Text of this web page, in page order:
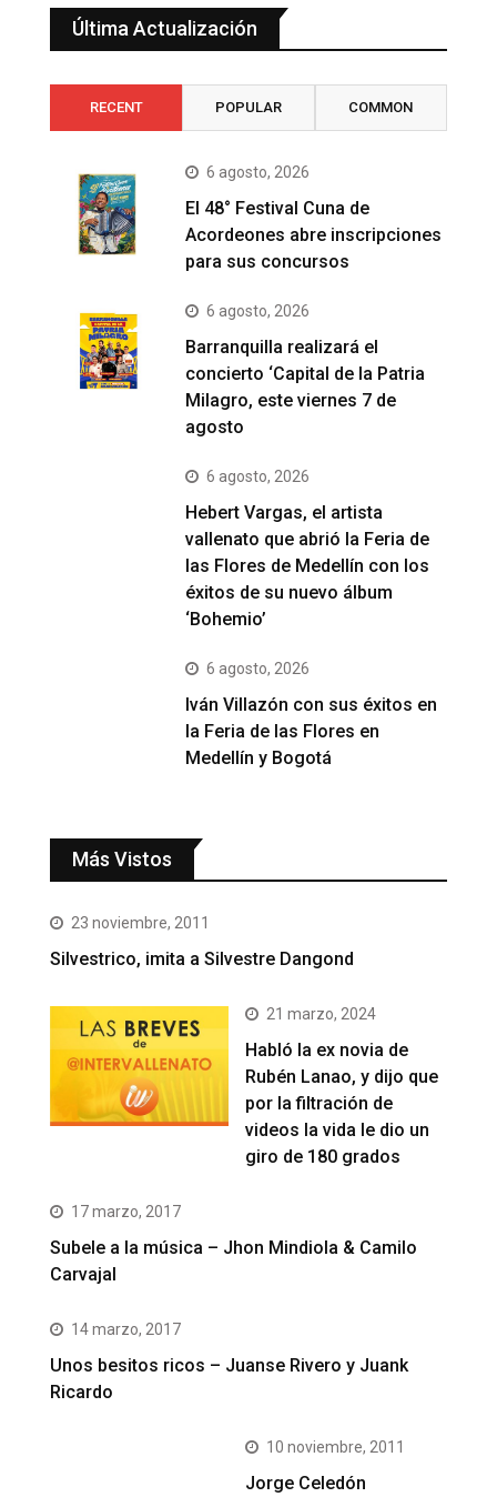
Última Actualización
RECENT POPULAR COMMON
6 agosto, 2026
El 48° Festival Cuna de
Acordeones abre inscripciones
para sus concursos
6 agosto, 2026
Barranquilla realizará el
concierto ‘Capital de la Patria
Milagro, este viernes 7 de
agosto
6 agosto, 2026
Hebert Vargas, el artista
vallenato que abrió la Feria de
las Flores de Medellín con los
éxitos de su nuevo álbum
‘Bohemio’
6 agosto, 2026
Iván Villazón con sus éxitos en
la Feria de las Flores en
Medellín y Bogotá
Más Vistos
23 noviembre, 2011
Silvestrico, imita a Silvestre Dangond
21 marzo, 2024
Habló la ex novia de
Rubén Lanao, y dijo que
por la filtración de
videos la vida le dio un
giro de 180 grados
17 marzo, 2017
Subele a la música – Jhon Mindiola & Camilo
Carvajal
14 marzo, 2017
Unos besitos ricos – Juanse Rivero y Juank
Ricardo
10 noviembre, 2011
Jorge Celedón